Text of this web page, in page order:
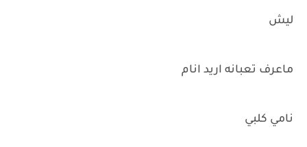
ليش
ماعرف تعبانه اريد انام
نامي كلبي